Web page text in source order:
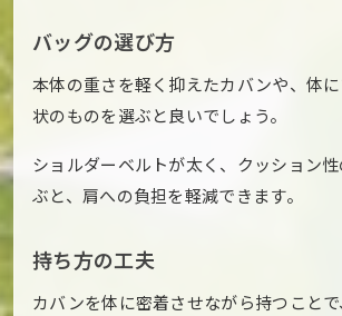
バッグの選び方
本体の重さを軽く抑えたカバンや、体
状のものを選ぶと良いでしょう。
ショルダーベルトが太く、クッション
ぶと、肩への負担を軽減できます。
持ち方の工夫
カバンを体に密着させながら持つこと